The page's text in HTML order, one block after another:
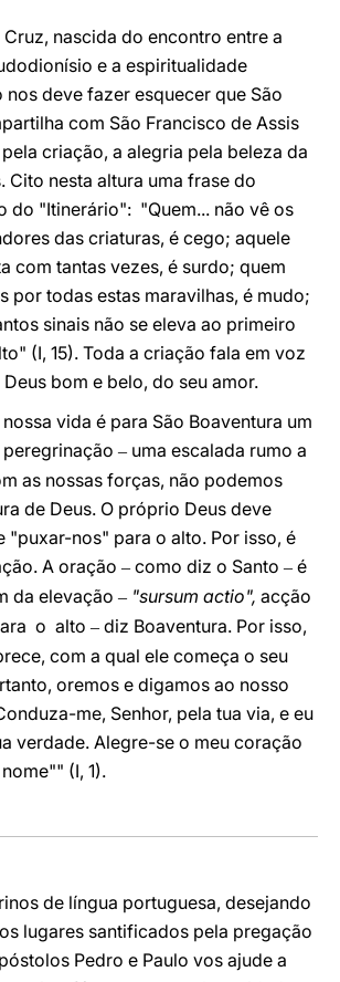
nascida do encontro entre a
e a espiritualidade
nos deve fazer esquecer que São
com São Francisco de Assis
criação, a alegria pela beleza da
Cito nesta altura uma frase do
do "Itinerário": "Quem... não vê os
das criaturas, é cego; aquele
com tantas vezes, é surdo; quem
por todas estas maravilhas, é mudo;
sinais não se eleva ao primeiro
(I, 15). Toda a criação fala em voz
bom e belo, do seu amor.
vida é para São Boaventura um
– uma escalada rumo a
as nossas forças, não podemos
de Deus. O próprio Deus deve
"puxar-nos" para o alto. Por isso, é
A oração – como diz o Santo – é
da elevação – "sursum actio", acção
o alto – diz Boaventura. Por isso,
com a qual ele começa o seu
oremos e digamos ao nosso
me, Senhor, pela tua via, e eu
verdade. Alegre-se o meu coração
(I, 1).
de língua portuguesa, desejando
lugares santificados pela pregação
Pedro e Paulo vos ajude a